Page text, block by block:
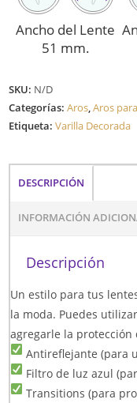
Ancho del Lente
51 mm.
SKU: N/D
Categorías:Aros,Aros
Etiqueta:Varilla Decorada
DESCRIPCIÓN
INFORMACIÓN
Descripción
Un estilo para tus
la moda. Puedes
agregarle la protección
Antireflejante (para
Filtro de luz azul
Transitions (para